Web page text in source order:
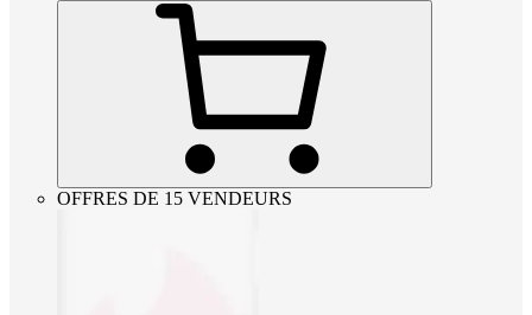
OFFRES DE 15 VENDEURS